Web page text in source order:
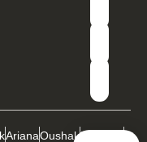
ArianaOushakBuchara